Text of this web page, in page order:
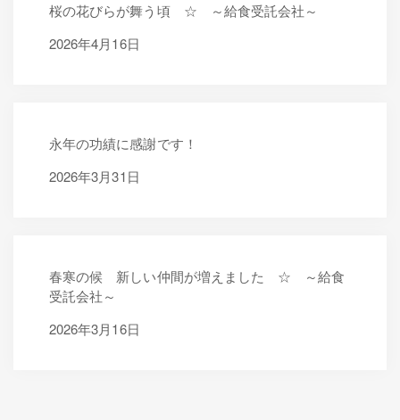
桜の花びらが舞う頃 ☆ ～給食受託会社～
2026年4月16日
永年の功績に感謝です！
2026年3月31日
春寒の候 新しい仲間が増えました ☆ ～給食
受託会社～
2026年3月16日